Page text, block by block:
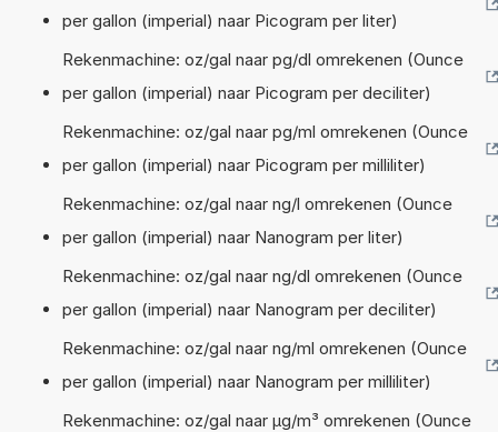
per gallon (imperial) naar Picogram per liter)
Rekenmachine: oz/gal naar pg/dl omrekenen (Ounce
per gallon (imperial) naar Picogram per deciliter)
Rekenmachine: oz/gal naar pg/ml omrekenen (Ounce
per gallon (imperial) naar Picogram per milliliter)
Rekenmachine: oz/gal naar ng/l omrekenen (Ounce
per gallon (imperial) naar Nanogram per liter)
Rekenmachine: oz/gal naar ng/dl omrekenen (Ounce
per gallon (imperial) naar Nanogram per deciliter)
Rekenmachine: oz/gal naar ng/ml omrekenen (Ounce
per gallon (imperial) naar Nanogram per milliliter)
Rekenmachine: oz/gal naar µg/m³ omrekenen (Ounce